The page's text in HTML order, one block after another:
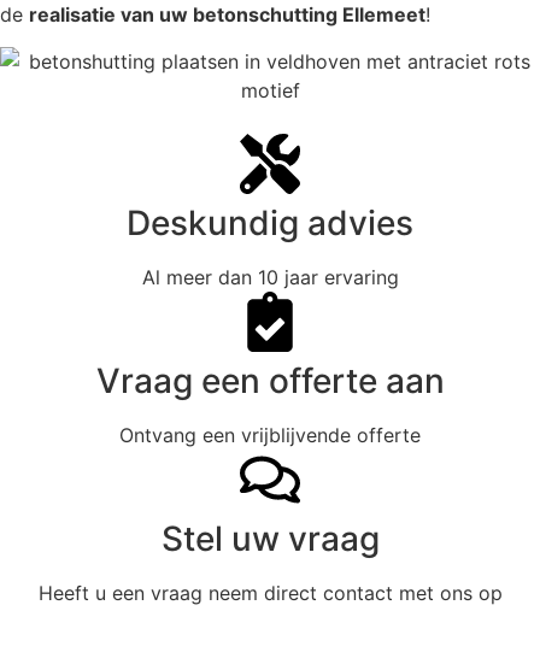
de realisatie van uw betonschutting Ellemeet!
Deskundig advies
Al meer dan 10 jaar ervaring
Vraag een offerte aan
Ontvang een vrijblijvende offerte
Stel uw vraag
Heeft u een vraag neem direct contact met ons op